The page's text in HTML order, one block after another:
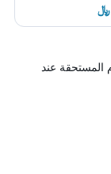
المستحقة عند